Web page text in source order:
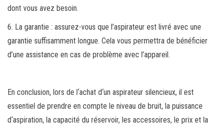
dont vous avez besoin.
6. La garantie : assurez-vous que l’aspirateur est livré avec une
garantie suffisamment longue. Cela vous permettra de bénéficier
d’une assistance en cas de problème avec l’appareil.
En conclusion, lors de l‘achat d‘un aspirateur silencieux, il est
essentiel de prendre en compte le niveau de bruit, la puissance
d‘aspiration, la capacité du réservoir, les accessoires, le prix et la